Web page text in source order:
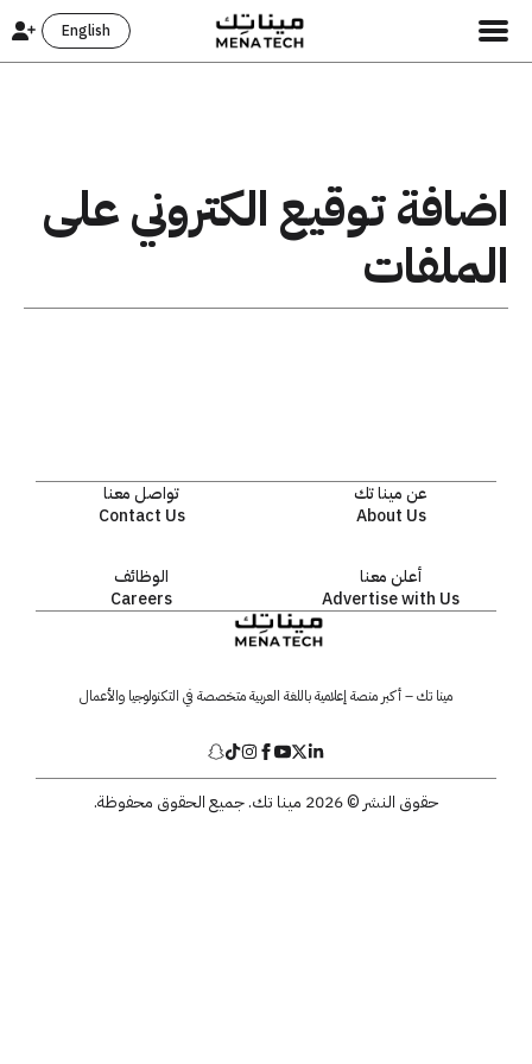
English
اضافة توقيع الكتروني على
الملفات
عن مينا تك
About Us
تواصل معنا
Contact Us
أعلن معنا
Advertise with Us
الوظائف
Careers
مينا تك – أكبر منصة إعلامية باللغة العربية متخصصة في التكنولوجيا والأعمال
حقوق النشر © 2026 مينا تك. جميع الحقوق محفوظة.